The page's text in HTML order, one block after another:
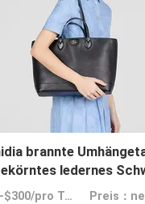
brannte
ledernes
MOQ：$198-$300/pro Tasche Preis：